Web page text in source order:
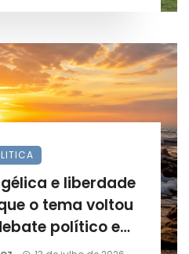
e liberdade
o tema voltou
político em